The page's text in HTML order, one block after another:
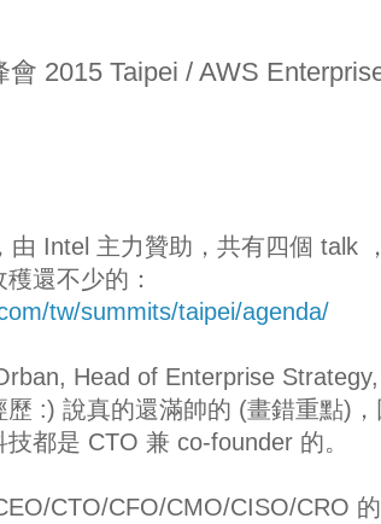
2015 Taipei / AWS
由 Intel 主力贊助，共有四個 talk
還不少的：
tw/summits/taipei/agenda/
Head of Enterprise
歷 :) 說真的還滿帥的 (畫錯重點)
都是 CTO 兼 co-founder 的。
CTO/CFO/CMO/CISO/CRO